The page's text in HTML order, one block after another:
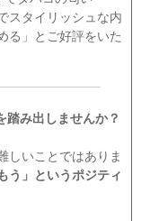
スタイリッシュな内
る」とご好評をいた
踏み出しませんか？
しいことではありま
う」というポジティ